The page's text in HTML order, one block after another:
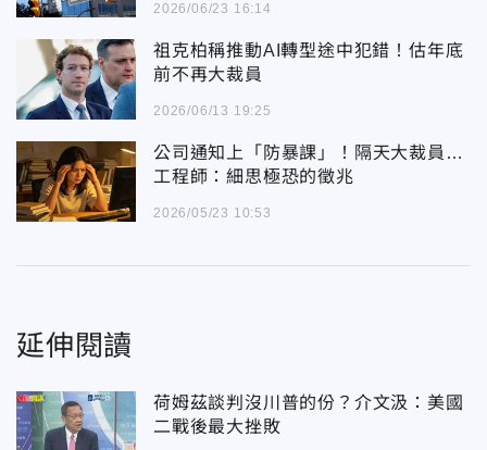
2026/06/23 16:14
祖克柏稱推動AI轉型途中犯錯！估年底
前不再大裁員
2026/06/13 19:25
公司通知上「防暴課」！隔天大裁員…
工程師：細思極恐的徵兆
2026/05/23 10:53
延伸閱讀
荷姆茲談判沒川普的份？介文汲：美國
二戰後最大挫敗